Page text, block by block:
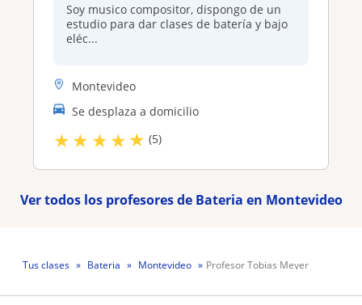
Soy musico compositor, dispongo de un
estudio para dar clases de batería y bajo
eléc...
Montevideo
Se desplaza a domicilio
★★ ★★★ (5)
Ver todos los profesores de Bateria en Montevideo
Tus clases Bateria Montevideo Profesor Tobias Meyer